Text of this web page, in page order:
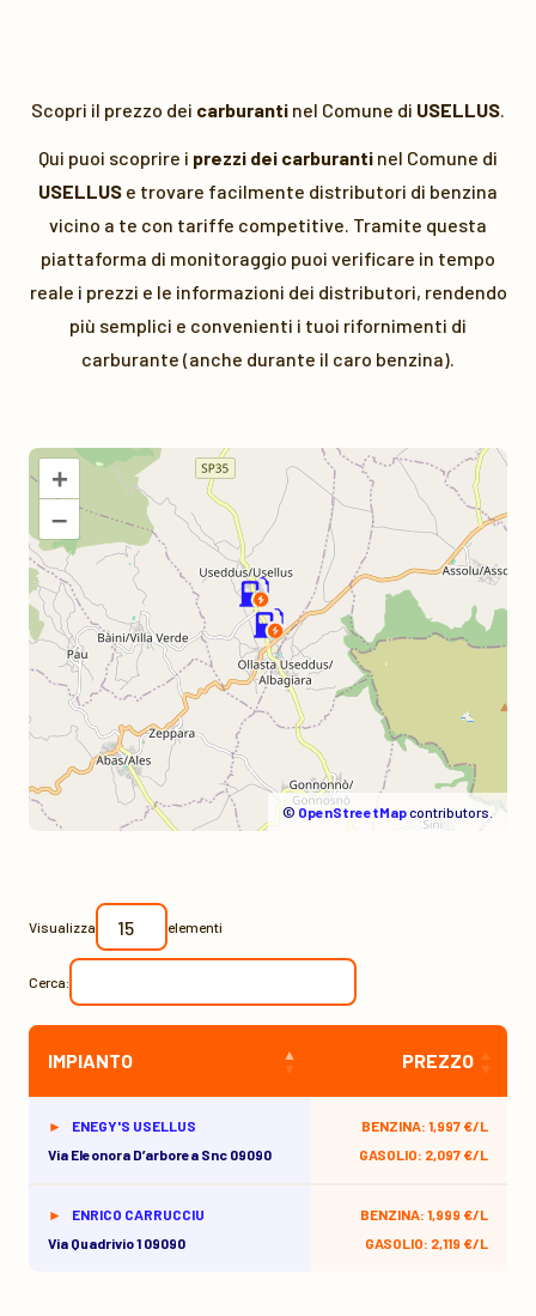
Scopri il prezzo dei carburanti nel Comune di USELLUS.
Qui puoi scoprire i prezzi dei carburanti nel Comune di
USELLUS e trovare facilmente distributori di benzina
vicino a te con tariffe competitive. Tramite questa
piattaforma di monitoraggio puoi verificare in tempo
reale i prezzi e le informazioni dei distributori, rendendo
più semplici e convenienti i tuoi rifornimenti di
carburante (anche durante il caro benzina).
+
–
© OpenStreetMapcontributors.
Visualizza elementi
Cerca:
IMPIANTO PREZZO
ENEGY'S USELLUS
Via Eleonora D’arborea Snc 09090
BENZINA: 1,997 €/L
GASOLIO: 2,097 €/L
ENRICO CARRUCCIU
Via Quadrivio 1 09090
BENZINA: 1,999 €/L
GASOLIO: 2,119 €/L